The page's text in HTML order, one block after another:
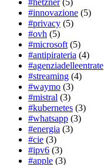
#hetzner(5)
#innovazione (5)
#privacy (5)
#ovh (5)
#microsoft (5)
#antipirateria (4)
#agenziadelleentrate
#streaming (4)
#waymo (3)
#mistral (3)
#kubernetes (3)
#whatsapp (3)
#energia (3)
#cie (3)
#ipv6 (3)
#apple (3)